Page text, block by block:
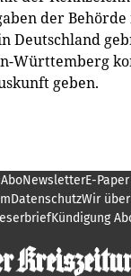
der Behörde
Deutschland
Württemberg
geben.
AboNewsletterE-Paper
DatenschutzWir
Kündigung